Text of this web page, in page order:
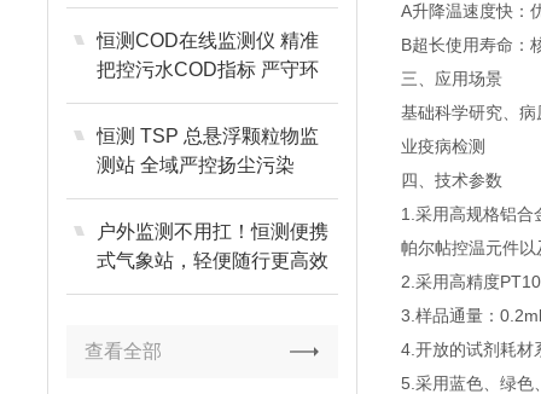
恒测COD在线监测仪 精准
把控污水COD指标 严守环
保排污底线
恒测 TSP 总悬浮颗粒物监
测站 全域严控扬尘污染
户外监测不用扛！恒测便携
式气象站，轻便随行更高效
查看全部
A升降温速度快：
B超长使用寿命：
三、应用场景
基础科学研究、
业疫病检测
四、技术参数
1.采用高规格铝合
帕尔帖控温元件
2.采用高精度
3.样品通量：
4.开放的试剂耗材
5.采用蓝色、绿色